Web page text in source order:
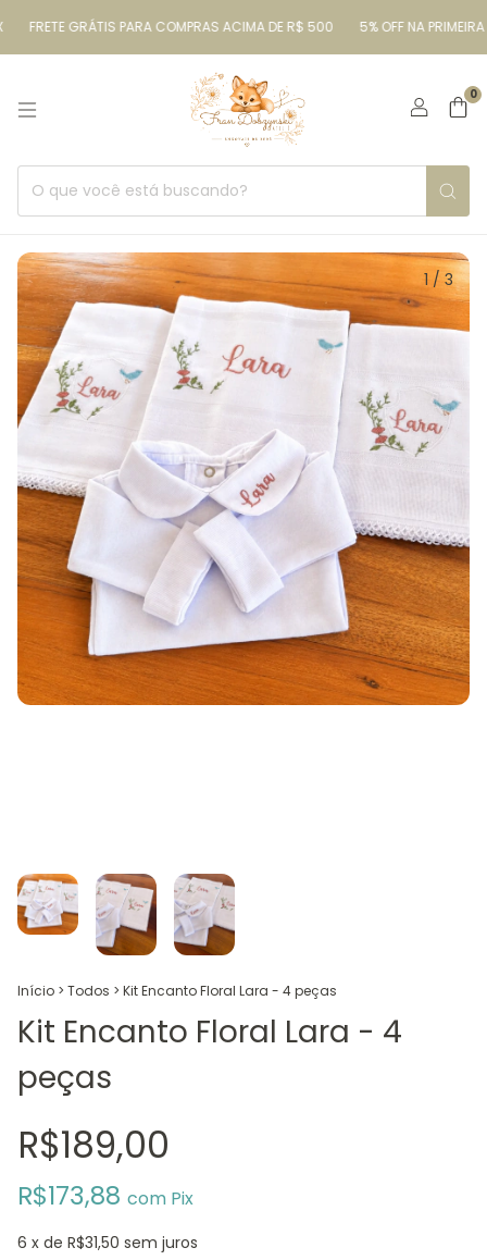
FRETE GRÁTIS PARA COMPRAS ACIMA DE R$ 500 5% OFF NA PRIMEIRA
0
1 /3
Início > Todos > Kit Encanto Floral Lara - 4 peças
Kit Encanto Floral Lara - 4
peças
R$189,00
R$173,88 com Pix
6 x de R$31,50 sem juros